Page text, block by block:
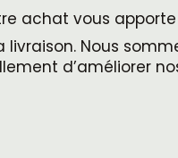
achat vous
Nous
d’améliorer